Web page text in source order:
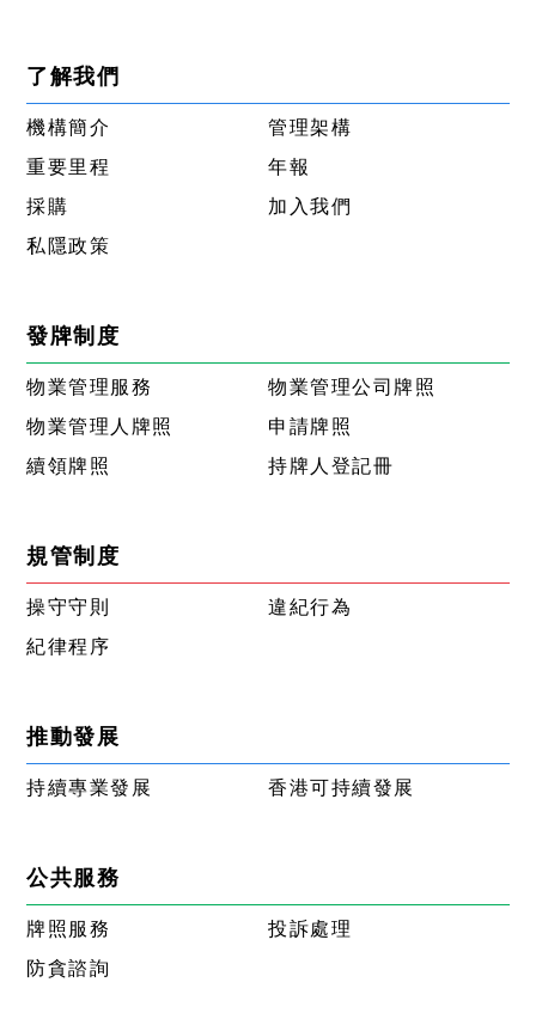
了解我們
機構簡介
管理架構
重要里程
年報
採購
加入我們
私隱政策
發牌制度
物業管理服務
物業管理公司牌照
物業管理人牌照
申請牌照
續領牌照
持牌人登記冊
規管制度
操守守則
違紀行為
紀律程序
推動發展
持續專業發展 香港可持續發展
公共服務
牌照服務
投訴處理
防貪諮詢